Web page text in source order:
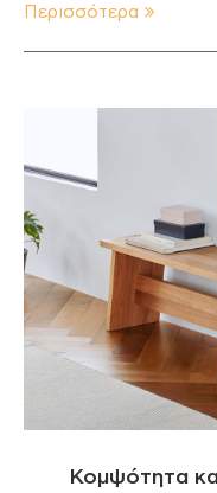
Περισσότερα
Κομψότητα